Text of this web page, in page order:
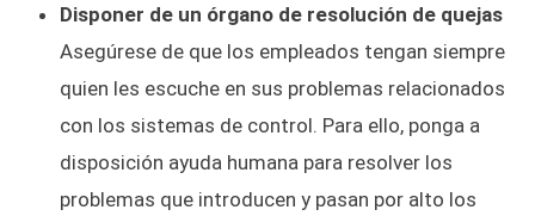
Disponer de un órgano de resolución de quejas
Asegúrese de que los empleados tengan siempre
quien les escuche en sus problemas relacionados
con los sistemas de control. Para ello, ponga a
disposición ayuda humana para resolver los
problemas que introducen y pasan por alto los